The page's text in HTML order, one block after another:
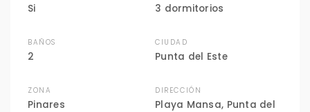
Si 3 dormitorios
BAÑOS
2
CIUDAD
Punta del Este
ZONA
Pinares
DIRECCIÓN
Playa Mansa, Punta del